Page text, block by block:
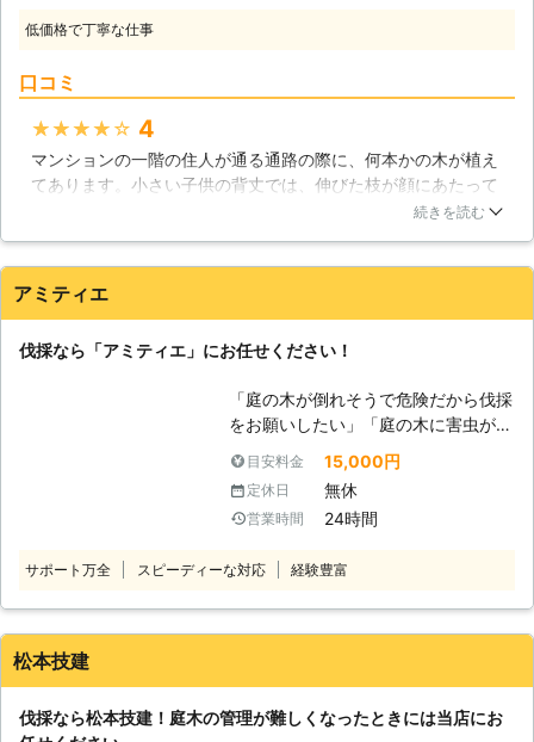
は、土が流れないように木柵をほどこ
ビスしたり、お客様からは伐採後のこ
とにも気を遣ってもらえると好評いた
ど、伐採が必要かな？」など、作業に
困っているときにはお気軽にご相談く
い木、枝を落とすなどの作業で解決す
る木なのか判断し、作業のご提案をい
困りのこと、お悩みのことがあればお
気軽にご相談ください。会社のある奈
良県御所市古瀬から15キロ圏内はお
見積もり無料で伺います。ほかのエリ
アもご相談ください。
方が多いです。長年に渡りその場で皆
様を見守り、親しまれてきた御神木
は、感謝の気持ちを込めてお清め・お
祓いをされたほうがいいでしょう。伐
採前にお清め・お祓いをご希望である
めていくのか、お客様のご要望を取り
入れながらご提案させていただきま
す。 【美しい景観を維持するため
に】 樹木を伐採するというと、勿体
無い・自然破壊だというイメージを持
たれる方が多いようです。しかし、大
きくなりすぎて枝葉が繁茂している・
周辺の建物や通行人の障害になるよう
こともあります。特に、手入れ・管理
けではなく周辺が荒れてしまいますの
で、景観を美しく保つためにも伐採す
低価格で丁寧な仕事
口コミ
★★★★★ 4
マンションの一階の住人が通る通路の際に、何本かの木が植え
てあります。小さい子供の背丈では、伸びた枝が顔にあたって
しまいそうで危険だったので整えていただきたく連絡しまし
のスペースもお願いしようと思っておりますので、またお願い
します。
愛知県 長久手市 2016年11月30日
続きを読む
アミティエ
伐採なら「アミティエ」にお任せください！
「庭の木が倒れそうで危険だから伐採
をお願いしたい」「庭の木に害虫がわ
いてしまっているから伐採を検討して
いる」 など、伐採をご検討の際は私
共「アミティエ」にお任せください。
私共「アミティエ」は愛知県・岐阜
採のご依頼を承っております。 伐採
ります。 伐採以外にも剪定やハチ駆
目安料金 15,000円
定休日 無休
営業時間 24時間
サポート万全 スピーディーな対応 経験豊富
松本技建
伐採なら松本技建！庭木の管理が難しくなったときには当店にお